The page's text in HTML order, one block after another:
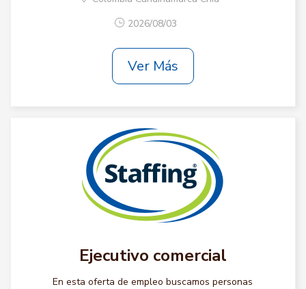
2026/08/03
Ver Más
Ejecutivo comercial
En esta oferta de empleo buscamos personas